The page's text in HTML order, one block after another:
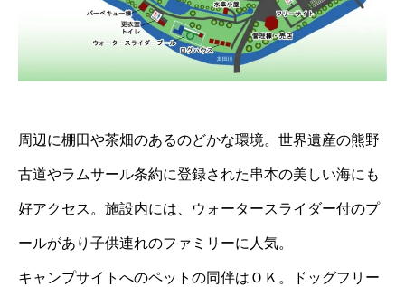
周辺に棚田や茶畑のあるのどかな環境。世界遺産の熊野
古道やラムサール条約に登録された串本の美しい海にも
好アクセス。施設内には、ウォータースライダー付のプ
ールがあり子供連れのファミリーに人気。
キャンプサイトへのペットの同伴はＯＫ。ドッグフリー